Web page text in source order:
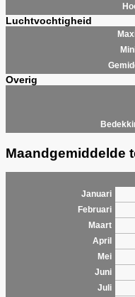
Luchtvochtigheid
Overig
Maandgemiddelde
Januari
Februari
Maart
April
Mei
Juni
Juli